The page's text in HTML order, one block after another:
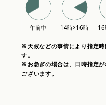
※天候などの事情により指定時
す。
※お急ぎの場合は、日時指定
ございます。